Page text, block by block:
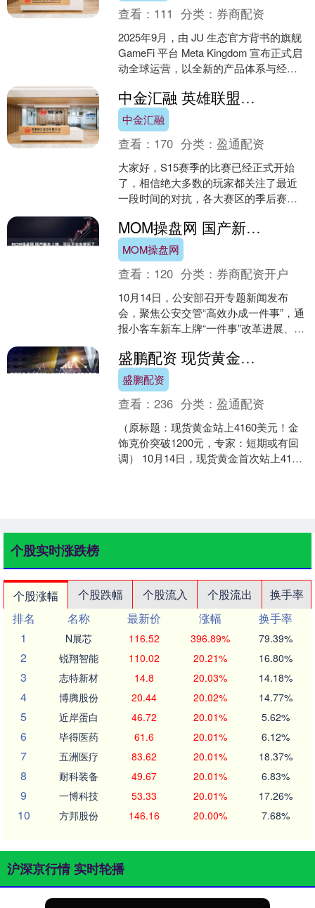
查看： 111 分类： 券商配资
2025年9月，由 JU 生态官方背书的旗舰
GameFi 平台 Meta Kingdom 宣布正式启
动全球运营，以全新的产品体系与经济
中金汇融 英雄联盟紧急加强芸阿娜火了，韩服胜率倒数第一，创可贴粘大动脉
中金汇融
查看： 170 分类：盈通配资
大家好，S15赛季的比赛已经正式开始
了，相信绝大多数的玩家都关注了最近
一段时间的对抗，各大赛区的季后赛都
英雄芸阿娜成为了全球玩....MOM操盘网 国产新车上牌，可以不去车管所了，“线上半小时内办结”！纯进口小客车暂时不支持
MOM操盘网
查看： 120 分类： 券商配资开户
10月14日，公安部召开专题新闻发布
会，聚焦公安交管“高效办成一件事”，通
报小客车新车上牌“一件事”改革进展、新
情况。公安....
盛鹏配资 现货黄金站上4160美元！金饰克价突破1200元，专家：短期或有回调
盛鹏配资
查看：236 分类：盈通配资
（原标题：现货黄金站上4160美元！金
饰克价突破1200元，专家：短期或有回
调） 10月14日，现货黄金首次站上4160
个股实时涨跌榜
个股涨幅 个股跌幅 个股流入 个股流出
换手率
排名
名称 最新价 涨幅
换手率
1
N展芯 116.52 396.89% 79.39%
2 锐翔智能 110.02 20.21% 16.80%
3 志特新材 14.8 20.03% 14.18%
4 博腾股份 20.44 20.02% 14.77%
5 近岸蛋白 46.72 20.01% 5.62%
6 毕得医药 61.6 20.01% 6.12%
7 五洲医疗 83.62 20.01% 18.37%
8 耐科装备 49.67 20.01% 6.83%
9 一博科技 53.33 20.01% 17.26%
10 方邦股份 146.16 20.00% 7.68%
沪深京行情 实时轮播